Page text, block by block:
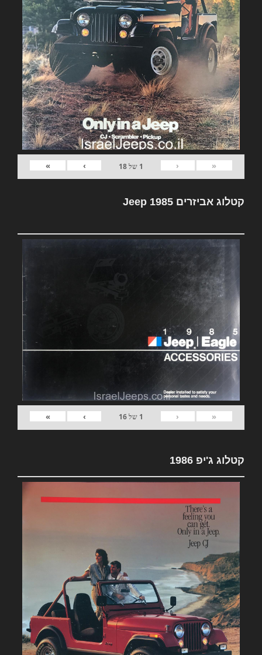
«
‹
1 של18
›
»
קטלוג אביזרים Jeep 1985
«
‹
1 של16
›
»
קטלוג ג'יפ 1986